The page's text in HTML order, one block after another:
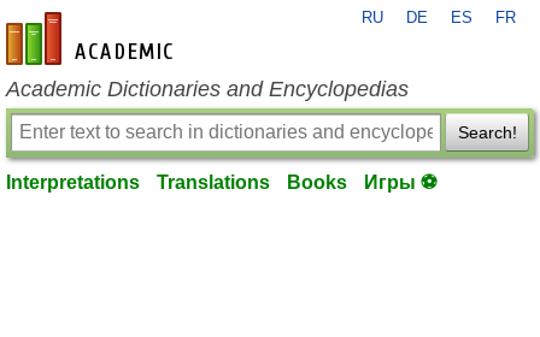
en-academic.com
RU DE ES FR
Academic Dictionaries and Encyclopedias
Search!
Interpretations Translations Books Игры ⚽